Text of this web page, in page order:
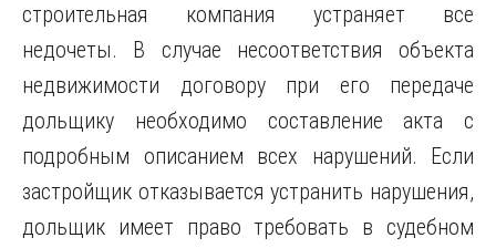
строительная компания устраняет все
недочеты. В случае несоответствия объекта
недвижимости договору при его передаче
дольщику необходимо составление акта с
подробным описанием всех нарушений. Если
застройщик отказывается устранить нарушения,
дольщик имеет право требовать в судебном